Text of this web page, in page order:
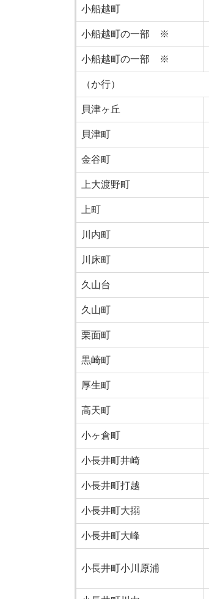
小船越町
小船越町の一部 ※
小船越町の一部 ※
（か行）
貝津ヶ丘
貝津町
金谷町
上大渡野町
上町
川内町
川床町
久山台
久山町
栗面町
黒崎町
厚生町
高天町
小ヶ倉町
小長井町井崎
小長井町打越
小長井町大搦
小長井町大峰
小長井町小川原浦